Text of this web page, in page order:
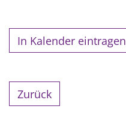
In Kalender eintragen
Zurück